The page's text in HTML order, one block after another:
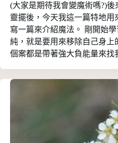
(大家是期待我會變魔術嗎?)後
靈擺後，今天我這一篇特地用
寫一篇來介紹魔法。 剛開始
純，就是要用來移除自己身上
個案都是帶著強大負能量來找